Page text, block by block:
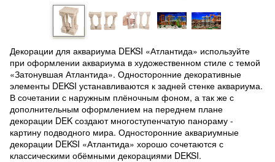
Декорации для аквариума DEKSI «Атлантида» используйте
при оформлении аквариума в художественном стиле с темой
«Затонувшая Атлантида». Односторонние декоративные
элементы DEKSI устанавливаются к задней стенке аквариума.
В сочетании с наружным плёночным фоном, а так же с
дополнительным оформлением на переднем плане
декорации DEK создают многоступенчатую панораму -
картину подводного мира. Односторонние аквариумные
декорации DEKSI «Атлантида» хорошо сочетаются с
классическими обёмными декорациями DEKSI.